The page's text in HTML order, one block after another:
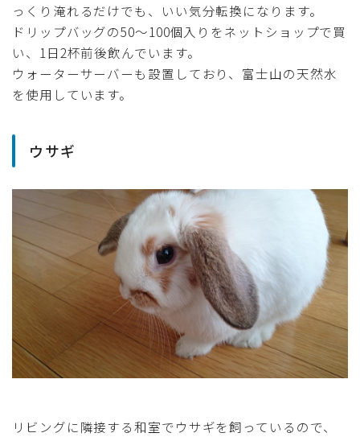
っくり淹れるだけでも、いい気分転換になります。
ドリップバッグの50〜100個入りをネットショップで買
い、1日2杯前後飲んでいます。
ウォーターサーバーも設置しており、富士山の天然水
を使用しています。
ウサギ
リビングに隣接する和室でウサギを飼っているので、